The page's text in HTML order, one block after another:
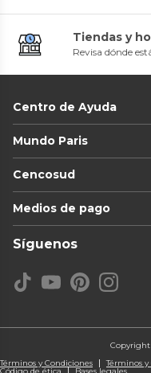
Tiendas y
Revisa dónde
Centro de Ayuda
Mundo Paris
Cencosud
Medios de pago
Síguenos
Copyright
Términos y Condiciones
Términos
Código de ética Bases legales